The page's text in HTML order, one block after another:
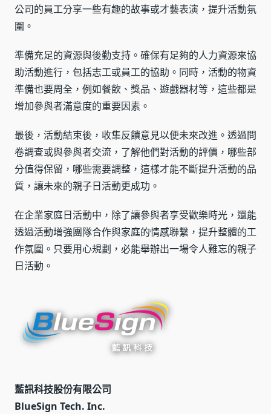
公司的員工分享一些有趣的故事或才藝表演，提升活動氛
圍。
準備充足的資源與後勤支持。確保有足夠的人力資源來協
助活動進行，包括志工或員工的協助。同時，活動的物資
準備也要周全，例如餐飲、獎品、遊戲器材等，這些都是
增加參與者滿意度的重要因素。
最後，活動結束後，收集反饋意見以便未來改進。透過問
卷調查或與參與者交流，了解他們對活動的評價，哪些部
分值得保留，哪些需要調整，這樣才能不斷提升活動的品
質，讓未來的親子日活動更成功。
在企業家庭日活動中，除了讓參與者享受歡樂時光，還能
透過活動增強團隊合作與家庭的情感聯繫，提升整體的工
作氛圍。只要用心規劃，必能舉辦出一場令人難忘的親子
日活動。
藍訊科技股份有限公司
BlueSign Tech. Inc.